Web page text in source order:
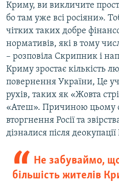
Криму, ви викличите
бо там уже всі росіяни».
чітких таких добре
нормативів, які в тому
– розповіла Скрипник і
Криму зростає кількість
повернення України, Це
рухів, таких як «Жовта
«Атеш». Причиною цьому
вторгнення Росії та
дізналися після
Не забуваймо,
більшість жителів